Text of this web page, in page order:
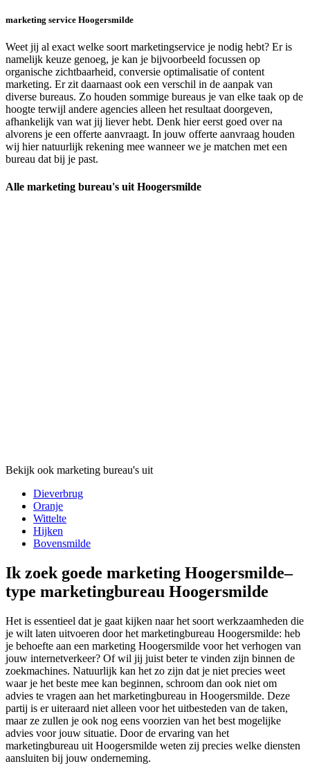
marketing service Hoogersmilde
Weet jij al exact welke soort marketingservice je nodig hebt? Er is
namelijk keuze genoeg, je kan je bijvoorbeeld focussen op
organische zichtbaarheid, conversie optimalisatie of content
marketing. Er zit daarnaast ook een verschil in de aanpak van
diverse bureaus. Zo houden sommige bureaus je van elke taak op de
hoogte terwijl andere agencies alleen het resultaat doorgeven,
afhankelijk van wat jij liever hebt. Denk hier eerst goed over na
alvorens je een offerte aanvraagt. In jouw offerte aanvraag houden
wij hier natuurlijk rekening mee wanneer we je matchen met een
bureau dat bij je past.
Alle marketing bureau's uit Hoogersmilde
Bekijk ook marketing bureau's uit
Dieverbrug
Oranje
Wittelte
Hijken
Bovensmilde
Ik zoek goede marketing Hoogersmilde–
type marketingbureau Hoogersmilde
Het is essentieel dat je gaat kijken naar het soort werkzaamheden die
je wilt laten uitvoeren door het marketingbureau Hoogersmilde: heb
je behoefte aan een marketing Hoogersmilde voor het verhogen van
jouw internetverkeer? Of wil jij juist beter te vinden zijn binnen de
zoekmachines. Natuurlijk kan het zo zijn dat je niet precies weet
waar je het beste mee kan beginnen, schroom dan ook niet om
advies te vragen aan het marketingbureau in Hoogersmilde. Deze
partij is er uiteraard niet alleen voor het uitbesteden van de taken,
maar ze zullen je ook nog eens voorzien van het best mogelijke
advies voor jouw situatie. Door de ervaring van het
marketingbureau uit Hoogersmilde weten zij precies welke diensten
aansluiten bij jouw onderneming.